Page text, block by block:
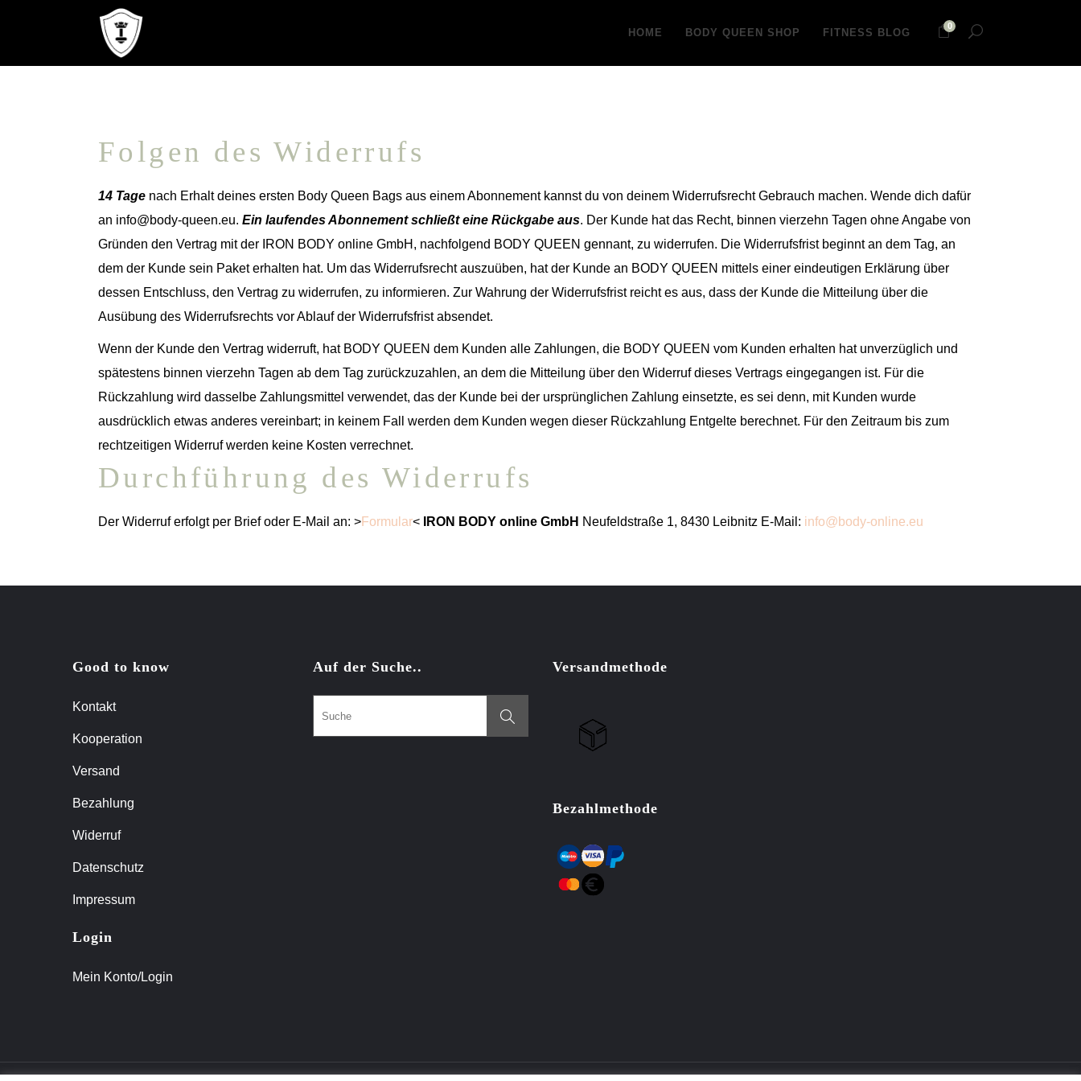
HOME BODY QUEEN SHOP FITNESS BLOG
0
Folgen des Widerrufs
14 Tage nach Erhalt deines ersten Body Queen Bags aus einem Abonnement kannst du von deinem Widerrufsrecht Gebrauch machen. Wende dich dafür
an info@body-queen.eu. Ein laufendes Abonnement schließt eine Rückgabe aus. Der Kunde hat das Recht, binnen vierzehn Tagen ohne Angabe von
Gründen den Vertrag mit der IRON BODY online GmbH, nachfolgend BODY QUEEN gennant, zu widerrufen. Die Widerrufsfrist beginnt an dem Tag, an
dem der Kunde sein Paket erhalten hat. Um das Widerrufsrecht auszuüben, hat der Kunde an BODY QUEEN mittels einer eindeutigen Erklärung über
dessen Entschluss, den Vertrag zu widerrufen, zu informieren. Zur Wahrung der Widerrufsfrist reicht es aus, dass der Kunde die Mitteilung über die
Ausübung des Widerrufsrechts vor Ablauf der Widerrufsfrist absendet.
Wenn der Kunde den Vertrag widerruft, hat BODY QUEEN dem Kunden alle Zahlungen, die BODY QUEEN vom Kunden erhalten hat unverzüglich und
spätestens binnen vierzehn Tagen ab dem Tag zurückzuzahlen, an dem die Mitteilung über den Widerruf dieses Vertrags eingegangen ist. Für die
Rückzahlung wird dasselbe Zahlungsmittel verwendet, das der Kunde bei der ursprünglichen Zahlung einsetzte, es sei denn, mit Kunden wurde
ausdrücklich etwas anderes vereinbart; in keinem Fall werden dem Kunden wegen dieser Rückzahlung Entgelte berechnet. Für den Zeitraum bis zum
rechtzeitigen Widerruf werden keine Kosten verrechnet.
Durchführung des Widerrufs
Der Widerruf erfolgt per Brief oder E-Mail an: >Formular< IRON BODY online GmbH Neufeldstraße 1, 8430 Leibnitz E-Mail: info@body-online.eu
Good to know
Kontakt
Kooperation
Versand
Bezahlung
Widerruf
Datenschutz
Impressum
Login
Mein Konto/Login
Auf der Suche.. Versandmethode
Bezahlmethode